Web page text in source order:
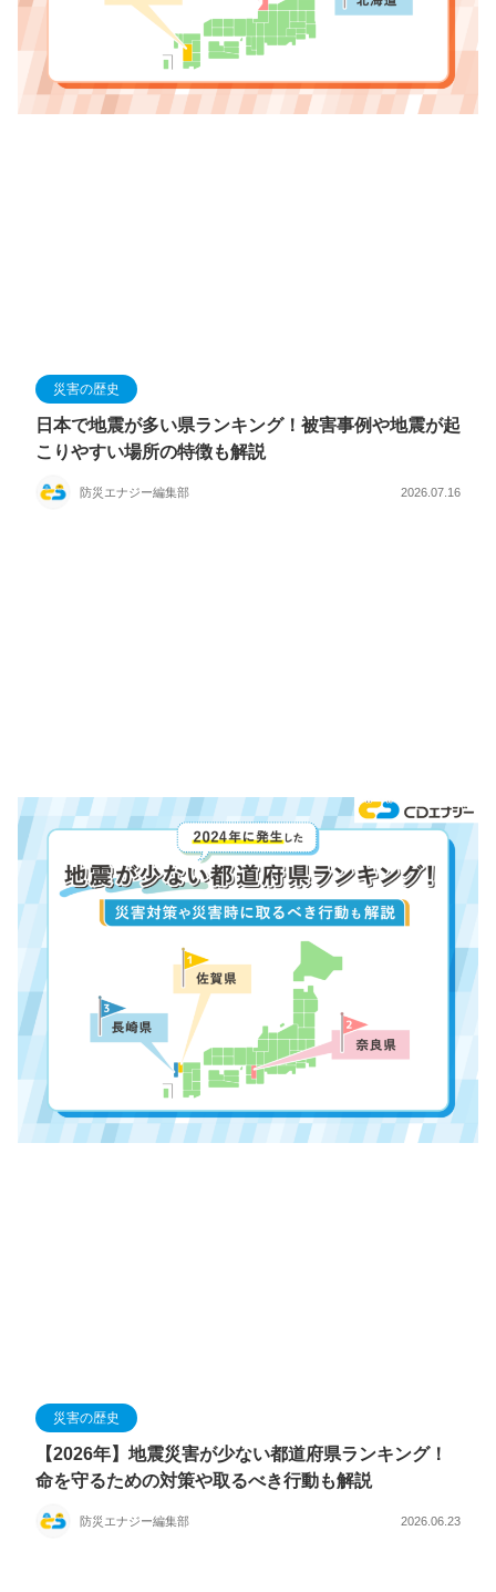
災害の歴史
日本で地震が多い県ランキング！被害事例や地震が起
こりやすい場所の特徴も解説
防災エナジー編集部 2026.07.16
災害の歴史
【2026年】地震災害が少ない都道府県ランキング！
命を守るための対策や取るべき行動も解説
防災エナジー編集部 2026.06.23